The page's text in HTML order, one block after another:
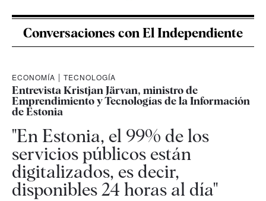
Conversaciones con El Independiente
ECONOMÍA | TECNOLOGÍA
Entrevista Kristjan Järvan, ministro de
Emprendimiento y Tecnologías de la Información
de Estonia
"En Estonia, el 99% de los
servicios públicos están
digitalizados, es decir,
disponibles 24 horas al día"